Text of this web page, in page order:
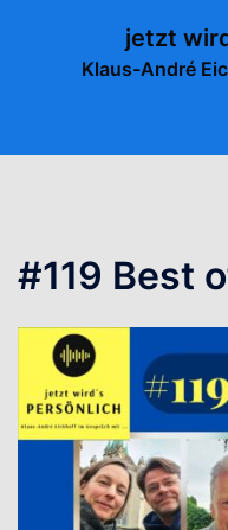
jetzt
Klaus-André
#119 Best